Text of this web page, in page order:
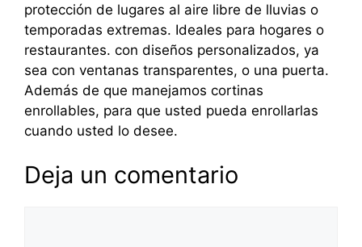
protección de lugares al aire libre de lluvias o
temporadas extremas. Ideales para hogares o
restaurantes. con diseños personalizados, ya
sea con ventanas transparentes, o una puerta.
Además de que manejamos cortinas
enrollables, para que usted pueda enrollarlas
cuando usted lo desee.
Deja un comentario